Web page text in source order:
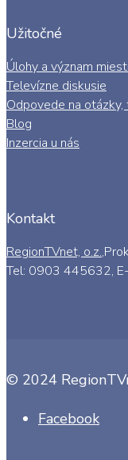
Užitočné
Úlohy a význam
Televízne diskusie
Odpovede na
Blog
Inzercia u nás
Kontakt
RegionTVnet, o.z.
Tel: 0903 445632,
© 2024
Facebook